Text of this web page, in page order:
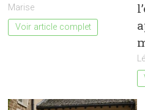
Marise
Voir article complet